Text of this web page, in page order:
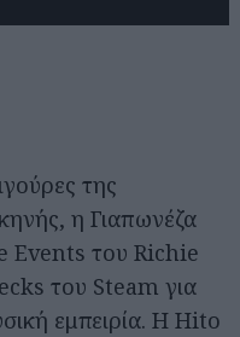
της
η Γιαπωνέζα
Events του Richie
του Steam για
εμπειρία. Η Hito